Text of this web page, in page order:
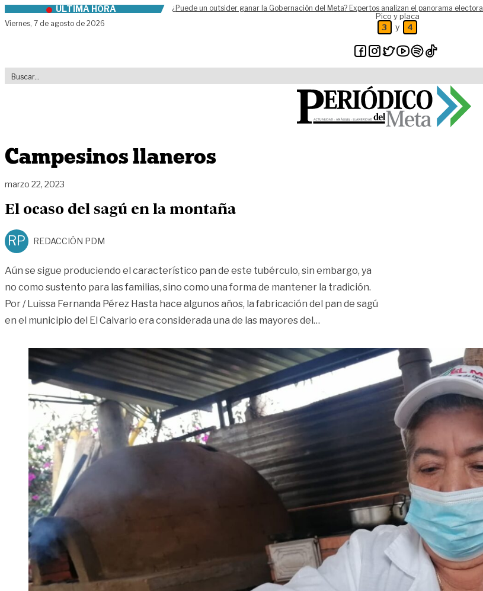
Skip to contentÚLTIMA HORA
¿Puede un outsider ganar la Gobernación del Meta? Expertos analizan el panorama electoral
Viernes, 7 de agosto de 2026
Pico y placa
3 y 4
Campesinos llaneros
marzo 22, 2023
El ocaso del sagú en la montaña
RP REDACCIÓN PDM
Aún se sigue produciendo el característico pan de este tubérculo, sin embargo, ya
no como sustento para las familias, sino como una forma de mantener la tradición.
Por / Luissa Fernanda Pérez Hasta hace algunos años, la fabricación del pan de sagú
en el municipio del El Calvario era considerada una de las mayores del…